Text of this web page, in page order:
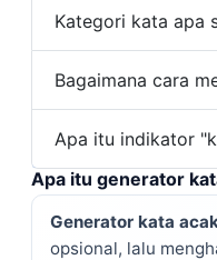
Kategori kata apa
Bagaimana cara
Apa itu indikator
Apa itu generator
Generator kata
opsional, lalu